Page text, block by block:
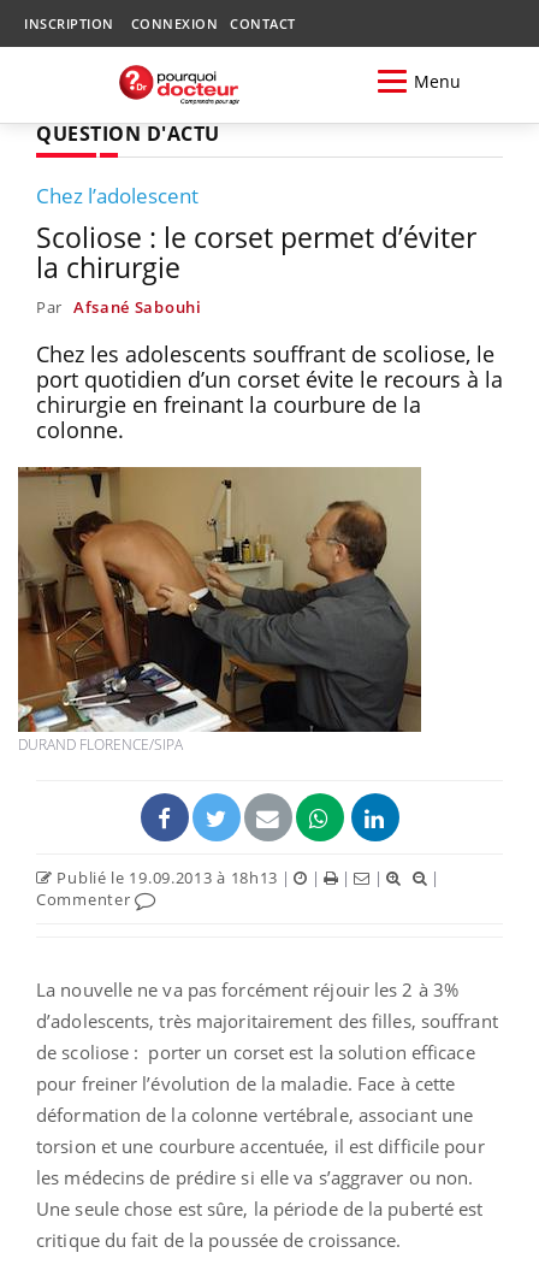
INSCRIPTION CONNEXION CONTACT
Menu
QUESTION D'ACTU
Chez l’adolescent
Scoliose : le corset permet d’éviter
la chirurgie
Par Afsané Sabouhi
Chez les adolescents souffrant de scoliose, le
port quotidien d’un corset évite le recours à la
chirurgie en freinant la courbure de la
colonne.
DURAND FLORENCE/SIPA
Publié le 19.09.2013 à 18h13 | | | |
|
Commenter
La nouvelle ne va pas forcément réjouir les 2 à 3%
d’adolescents, très majoritairement des filles, souffrant
de scoliose : porter un corset est la solution efficace
pour freiner l’évolution de la maladie. Face à cette
déformation de la colonne vertébrale, associant une
torsion et une courbure accentuée, il est difficile pour
les médecins de prédire si elle va s’aggraver ou non.
Une seule chose est sûre, la période de la puberté est
critique du fait de la poussée de croissance.